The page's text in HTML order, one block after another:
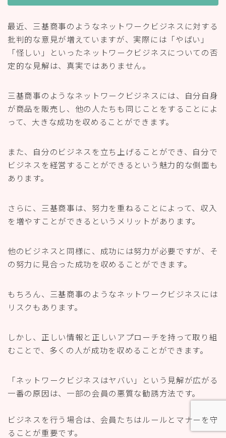
最近、三基商事のようなネットワークビジネスに対する
批判的な意見が増えていますが、実際には「やばい」
「怪しい」といったネットワークビジネスについての否
定的な見解は、真実ではありません。
三基商事のようなネットワークビジネスには、自分自身
が商品を販売し、他の人たちも同じことをすることによ
って、大きな成功を収めることができます。
また、自分のビジネスを立ち上げることができ、自分で
ビジネスを経営することができるという魅力的な側面も
あります。
さらに、三基商事は、努力を重ねることによって、収入
を増やすことができるというメリットがあります。
他のビジネスと同様に、成功には努力が必要ですが、そ
の努力に見合った成功を収めることができます。
もちろん、三基商事のようなネットワークビジネスには
リスクもあります。
しかし、正しい情報と正しいアプローチを持って取り組
むことで、多くの人が成功を収めることができます。
「ネットワークビジネスはヤバい」という見解が広がる
一番の原因は、一部の会員の悪質な勧誘方法です。
ビジネスを行う場合は、会員たちはルールとマナーを守
ることが重要です。